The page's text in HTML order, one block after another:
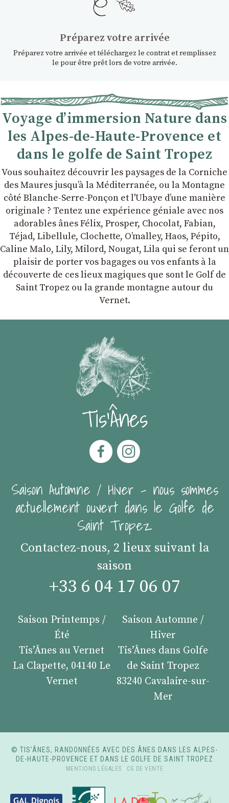
Préparez votre arrivée
Préparez votre arrivée et téléchargez le contrat et remplissez
le pour être prêt lors de votre arrivée.
Voyage d’immersion Nature dans
les Alpes-de-Haute-Provence et
dans le golfe de Saint Tropez
Vous souhaitez découvrir les paysages de la Corniche
des Maures jusqu’à la Méditerranée, ou la Montagne
côté Blanche-Serre-Ponçon et l'Ubaye dʼune manière
originale ? Tentez une expérience géniale avec nos
adorables ânes Félix, Prosper, Chocolat, Fabian,
Téjad, Libellule, Clochette, Oʼmalley, Haos, Pépito,
Caline Malo, Lily, Milord, Nougat, Lila qui se feront un
plaisir de porter vos bagages ou vos enfants à la
découverte de ces lieux magiques que sont le Golf de
Saint Tropez ou la grande montagne autour du
Vernet.
Tis'Ânes
Saison Automne / Hiver - nous sommes
actuellement ouvert dans le Golfe de
Saint Tropez
Contactez-nous, 2 lieux suivant la
saison
+33 6 04 17 06 07
Saison Printemps /
Été
Tis’Ânes au Vernet
La Clapette, 04140 Le
Vernet
Saison Automne /
Hiver
Tis’Ânes dans Golfe
de Saint Tropez
83240 Cavalaire-sur-
Mer
© TIS’ÂNES, RANDONNÉES AVEC DES ÂNES DANS LES ALPES-
DE-HAUTE-PROVENCE ET DANS LE GOLFE DE SAINT TROPEZ
MENTIONS LÉGALES - CG DE VENTE